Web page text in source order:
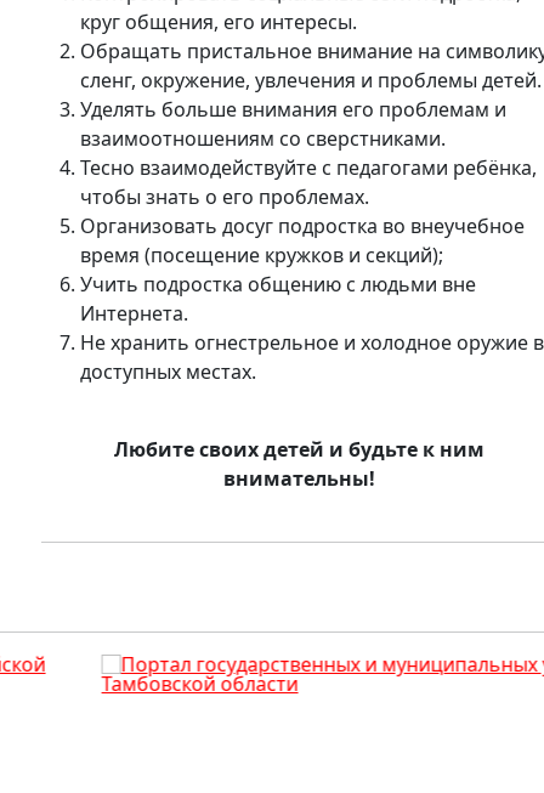
круг общения, его интересы.
Обращать пристальное внимание на
сленг, окружение, увлечения и проблемы детей.
Уделять больше внимания его проблемам и
взаимоотношениям со сверстниками.
Тесно взаимодействуйте с педагогами ребёнка,
чтобы знать о его проблемах.
Организовать досуг подростка во внеучебное
время (посещение кружков и секций);
Учить подростка общению с людьми вне
Интернета.
Не хранить огнестрельное и холодное оружие в
доступных местах.
Любите своих детей и будьте к ним
внимательны!